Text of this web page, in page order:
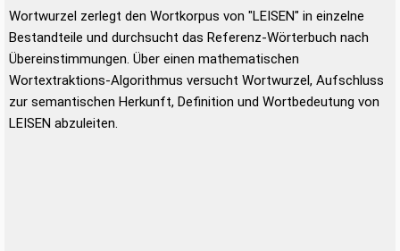
Wortwurzel zerlegt den Wortkorpus von "LEISEN" in einzelne
Bestandteile und durchsucht das Referenz-Wörterbuch nach
Übereinstimmungen. Über einen mathematischen
Wortextraktions-Algorithmus versucht Wortwurzel, Aufschluss
zur semantischen Herkunft, Definition und Wortbedeutung von
LEISEN abzuleiten.